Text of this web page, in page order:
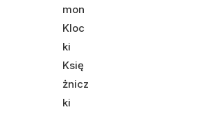
mon
Kloc
ki
Księ
żnicz
ki